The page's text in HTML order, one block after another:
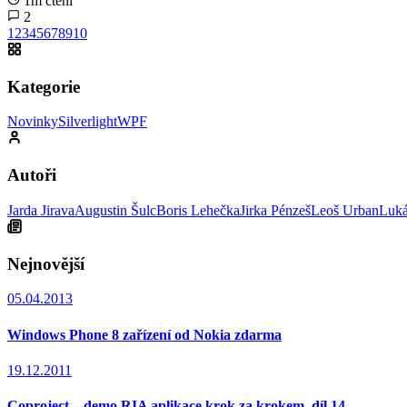
2
1 2345678910
Kategorie
NovinkySilverlightWPF
Autoři
Jarda JiravaAugustin ŠulcBoris LehečkaJirka PénzešLeoš Urban
Nejnovější
05.04.2013
Windows Phone 8 zařízení od Nokia zdarma
19.12.2011